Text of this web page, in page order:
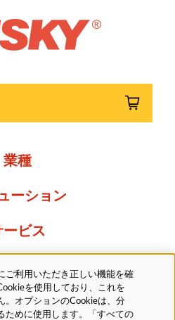
業種
ーション
ービス
について
ご利用いただき正しい機能を確
を使用しており、これを
。オプションのCookieは、分
ために使用します。「すべての